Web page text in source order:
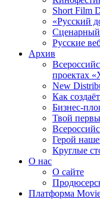
Short Film
«Русский
Русские
Архив
проектах
New
Как
Бизнес-
Твой
Герой
Круглые
О нас
О сайте
Платформа